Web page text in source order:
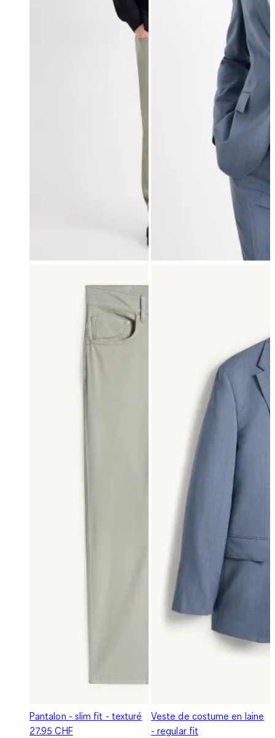
Pantalon - slim fit - texturé
27.95 CHF
Veste de costume en laine
- regular fit